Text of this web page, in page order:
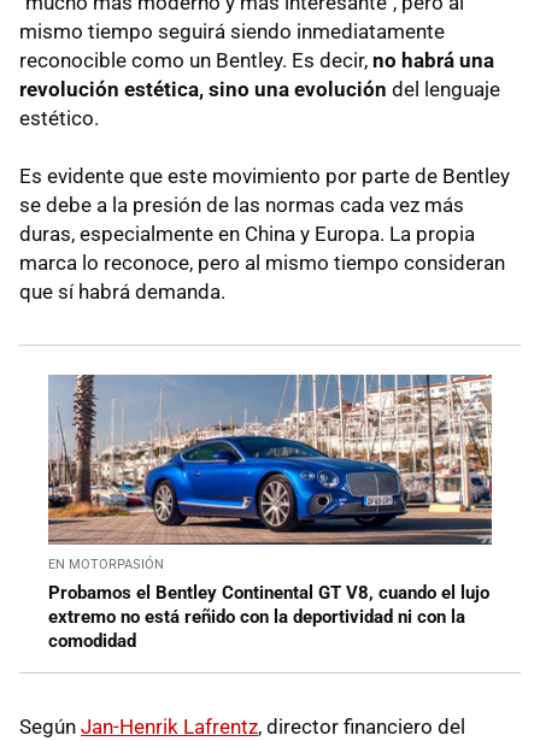
mismo tiempo seguirá siendo inmediatamente
reconocible como un Bentley. Es decir, no habrá una
revolución estética, sino una evolución del lenguaje
estético.
Es evidente que este movimiento por parte de Bentley
se debe a la presión de las normas cada vez más
duras, especialmente en China y Europa. La propia
marca lo reconoce, pero al mismo tiempo consideran
que sí habrá demanda.
EN MOTORPASIÓN
Probamos el Bentley Continental GT V8, cuando el lujo
extremo no está reñido con la deportividad ni con la
comodidad
Según Jan-Henrik Lafrentz, director financiero del